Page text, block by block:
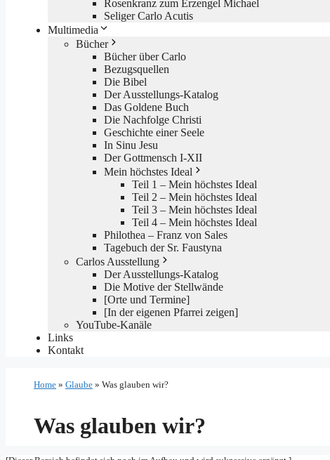
Rosenkranz zum Erzengel Michael
Seliger Carlo Acutis
Multimedia
Bücher
Bücher über Carlo
Bezugsquellen
Die Bibel
Der Ausstellungs-Katalog
Das Goldene Buch
Die Nachfolge Christi
Geschichte einer Seele
In Sinu Jesu
Der Gottmensch I-XII
Mein höchstes Ideal
Teil 1 – Mein höchstes Ideal
Teil 2 – Mein höchstes Ideal
Teil 3 – Mein höchstes Ideal
Teil 4 – Mein höchstes Ideal
Philothea – Franz von Sales
Tagebuch der Sr. Faustyna
Carlos Ausstellung
Der Ausstellungs-Katalog
Die Motive der Stellwände
[Orte und Termine]
[In der eigenen Pfarrei zeigen]
YouTube-Kanäle
Links
Kontakt
Home » Glaube » Was glauben wir?
Was glauben wir?